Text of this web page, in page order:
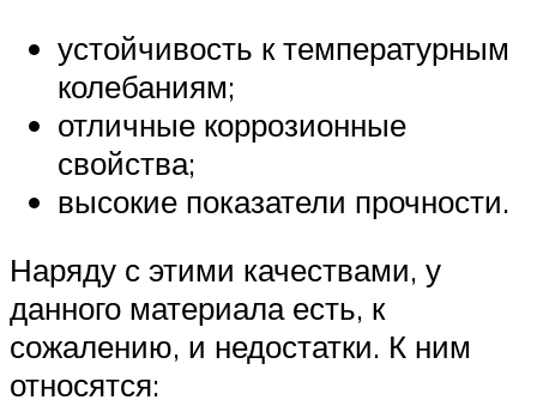
устойчивость к температурным
колебаниям;
отличные коррозионные
свойства;
высокие показатели прочности.
Наряду с этими качествами, у
данного материала есть, к
сожалению, и недостатки. К ним
относятся: